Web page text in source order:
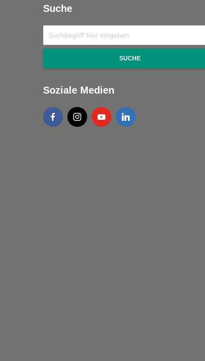
Suche
SUCHE
Soziale Medien